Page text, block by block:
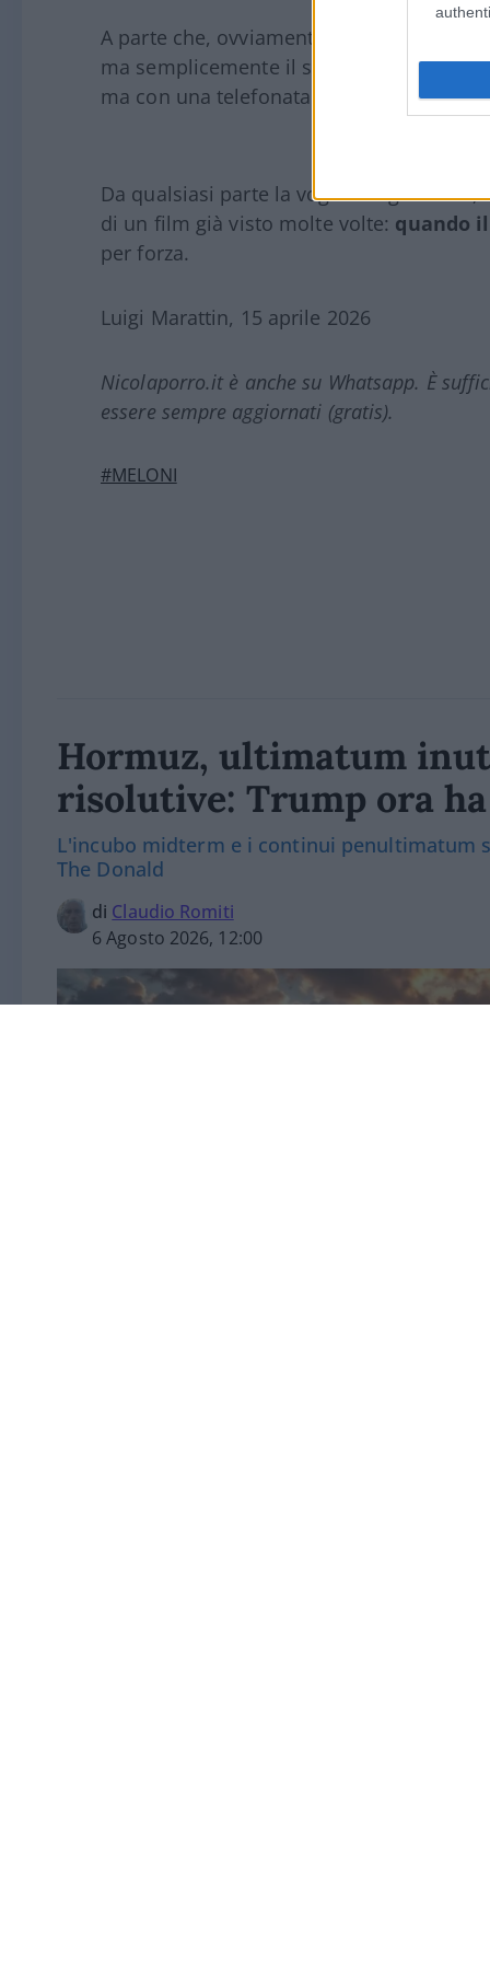
A parte che, ovviamente, stiamo
ma semplicemente il suo rinnovo
ma con una telefonata invece che senza).
Da qualsiasi parte la vogliamo
di un film già visto molte volte: quando
per forza.
Luigi Marattin, 15 aprile 2026
Nicolaporro.it è anche su Whatsapp. È
essere sempre aggiornati (gratis).
#MELONI
Hormuz, ultimatum
risolutive: Trump ora
L'incubo midterm e i continui penultimatum
The Donald
di Claudio Romiti
6 Agosto 2026, 12:00